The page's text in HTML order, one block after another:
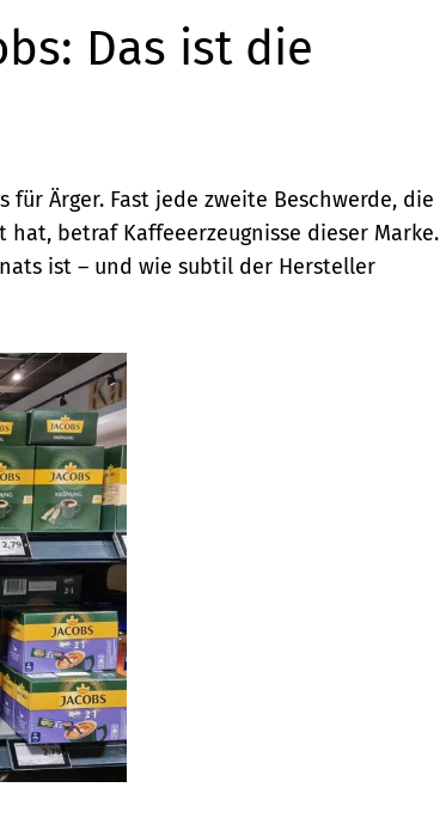
Das ist die
Ärger. Fast jede zweite Beschwerde, die
betraf Kaffeeerzeugnisse dieser Marke.
ist – und wie subtil der Hersteller